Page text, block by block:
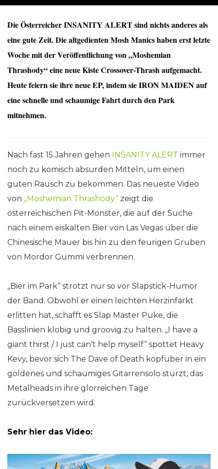
Die Österreicher INSANITY ALERT sind nichts anderes als
eine gute Zeit. Die altgedienten Mosh Manics haben erst letzte
Woche mit der Veröffentlichung von „Moshemian
Thrashody“ eine neue Kiste Crossover-Thrash aufgemacht.
Heute feiern sie ihre neue EP, indem sie IRON MAIDEN auf
eine schnelle und schaumige Fahrt durch den Park
mitnehmen.
Nach fast 15 Jahren gehen INSANITY ALERT immer
noch zu komisch absurden Mitteln, um einen
guten Rausch zu bekommen. Das neueste Video
von „Moshemian Thrashody“ zeigt die
österreichischen Pit-Monster, die auf der Suche
nach einem eiskalten Bier von Las Vegas über die
Chinesische Mauer bis hin zu den feurigen Gruben
von Mordor Gummi verbrennen.
„Bier im Park“ strotzt nur so vor Slapstick-Humor
der Band. Obwohl er einen leichten Herzinfarkt
erlitten hat, schafft es Slap Master Puke, die
Basslinien klobig und groovig zu halten. „I have a
giant thirst / I just can’t help myself“ spottet Heavy
Kevy, bevor sich The Dave of Death kopfüber in ein
goldenes und schaumiges Gitarrensolo stürzt, das
Metalheads in ihre glorreichen Tage
zurückversetzen wird.
Sehr hier das Video: